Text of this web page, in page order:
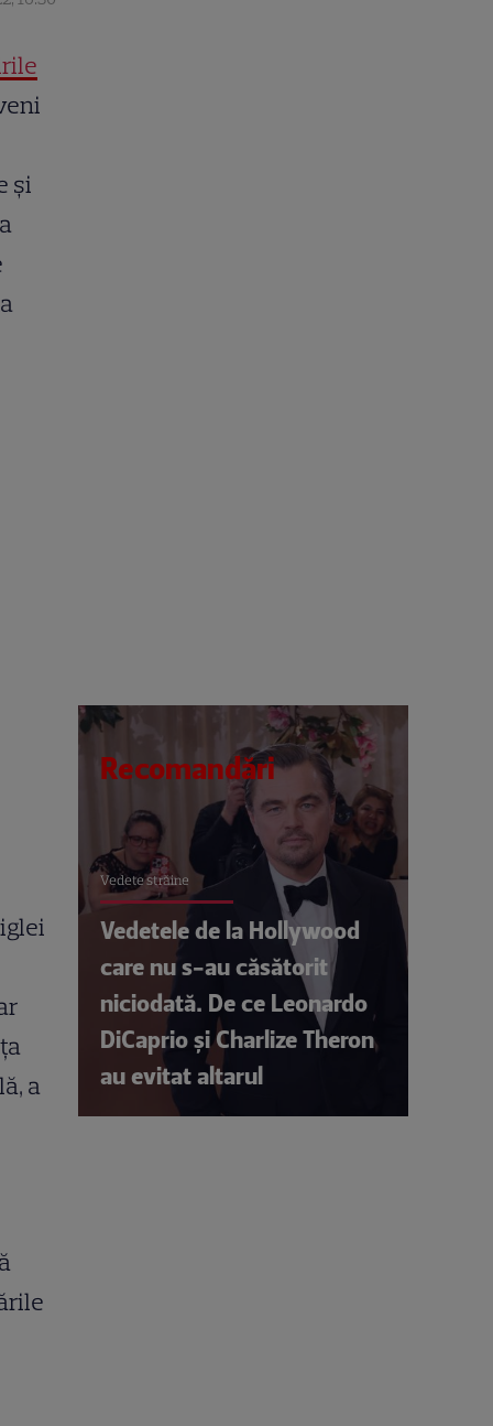
şi
a
Recomandări
Vedete străine
Vedetele de la Hollywood
care nu s-au căsătorit
niciodată. De ce Leonardo
DiCaprio și Charlize Theron
au evitat altarul